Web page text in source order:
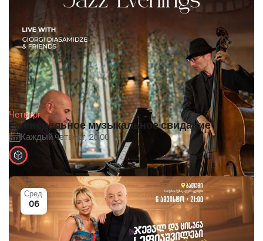
Четверг
Еженедельное музыкальное свидание
Каждый четверг, 20:00
Сред.
06